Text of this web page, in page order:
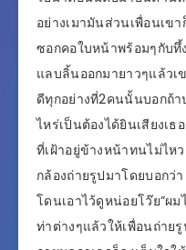
อย่างเมามันส่วนเพื่อนเข
ซอกคอใบหน้าพร้อมๆกับทึ้
แลบลิ้นออกมายาวๆแล้ว
ดีทุกอย่างที่2คนนั้นบอกถ้า
ไหร่เป็นต้องได้ยินเสียงเ
ที่เฝ้าอยู่ข้างหน้าทนไม่ไห
กล้องถ่ายรูปมาโดยบอกว่
โดนเอาไว้ดูหน่อยโว๊ย”ผ
ท่าต่างๆแล้วให้เพื่อนถ่าย